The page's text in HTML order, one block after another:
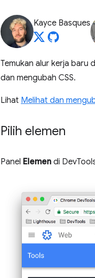
Kayce Basques
Temukan alur kerja baru
dan mengubah CSS.
Lihat Melihat dan
Pilih elemen
Panel Elemen di